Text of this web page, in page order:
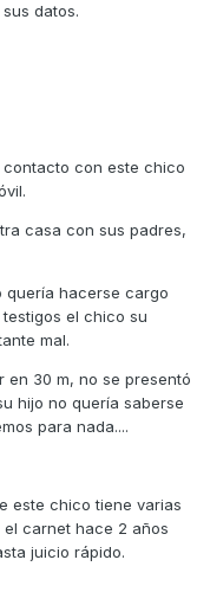
datos.
con este chico
casa con sus padres,
quería hacerse cargo
el chico su
mal.
en 30 m, no se presentó
hijo no quería saberse
para nada....
este chico tiene varias
carnet hace 2 años
juicio rápido.